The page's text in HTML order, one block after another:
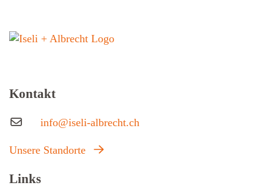
Kontakt
info@iseli-albrecht.ch
Unsere Standorte
Links